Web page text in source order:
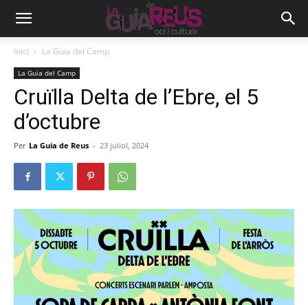
Inici La Guia del Camp
La Guia del Camp
Cruïlla Delta de l’Ebre, el 5
d’octubre
Per La Guia de Reus - 23 juliol, 2024